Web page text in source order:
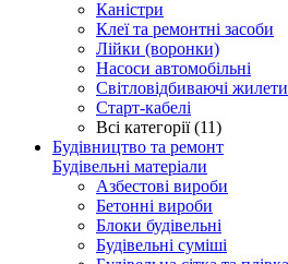
Каністри
Клеї та ремонтні засоби
Лійки (воронки)
Насоси автомобільні
Світловідбиваючі жилети
Старт-кабелі
Всі категорії (11)
Будівництво та ремонт
Будівельні матеріали
Азбестові вироби
Бетонні вироби
Блоки будівельні
Будівельні суміші